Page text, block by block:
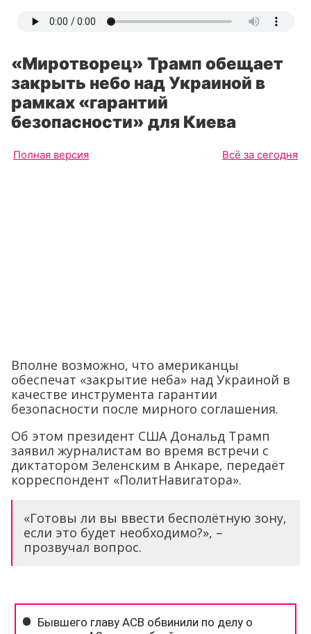
«Миротворец» Трамп обещает
закрыть небо над Украиной в
рамках «гарантий
безопасности» для Киева
Полная версия Всё за сегодня
Вполне возможно, что американцы
обеспечат «закрытие неба» над Украиной в
качестве инструмента гарантии
безопасности после мирного соглашения.
Об этом президент США Дональд Трамп
заявил журналистам во время встречи с
диктатором Зеленским в Анкаре, передаёт
корреспондент «ПолитНавигатора».
«Готовы ли вы ввести бесполётную зону,
если это будет необходимо?», –
прозвучал вопрос.